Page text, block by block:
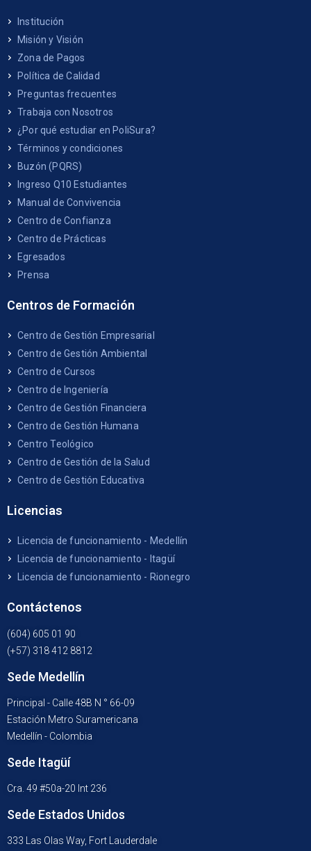
Institución
Misión y Visión
Zona de Pagos
Política de Calidad
Preguntas frecuentes
Trabaja con Nosotros
¿Por qué estudiar en PoliSura?
Términos y condiciones
Buzón (PQRS)
Ingreso Q10 Estudiantes
Manual de Convivencia
Centro de Confianza
Centro de Prácticas
Egresados
Prensa
Centros de Formación
Centro de Gestión Empresarial
Centro de Gestión Ambiental
Centro de Cursos
Centro de Ingeniería
Centro de Gestión Financiera
Centro de Gestión Humana
Centro Teológico
Centro de Gestión de la Salud
Centro de Gestión Educativa
Licencias
Licencia de funcionamiento - Medellín
Licencia de funcionamiento - Itagüí
Licencia de funcionamiento - Rionegro
Contáctenos
(604) 605 01 90
(+57) 318 412 8812
Sede Medellín
Principal - Calle 48B N ° 66-09
Estación Metro Suramericana
Medellín - Colombia
Sede Itagüí
Cra. 49 #50a-20 Int 236
Sede Estados Unidos
333 Las Olas Way, Fort Lauderdale